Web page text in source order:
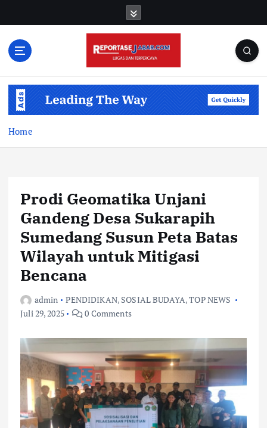
Home
Prodi Geomatika Unjani
Gandeng Desa Sukarapih
Sumedang Susun Peta Batas
Wilayah untuk Mitigasi
Bencana
admin PENDIDIKAN, SOSIAL BUDAYA,TOP NEWS
Juli 29, 2025
0 Comments